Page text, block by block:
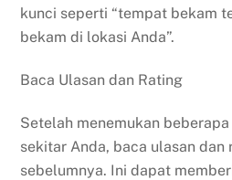
kunci seperti “tempat bekam
bekam di lokasi Anda”.
Baca Ulasan dan Rating
Setelah menemukan
sekitar Anda, baca ulasan
sebelumnya. Ini dapat